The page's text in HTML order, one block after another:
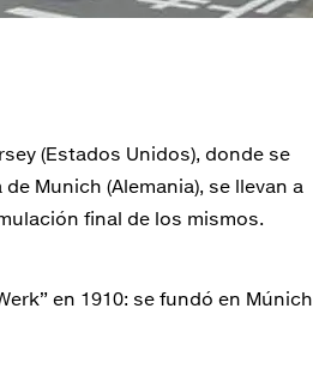
(Estados Unidos), donde se
Munich (Alemania), se llevan a
final de los mismos.
en 1910: se fundó en Múnich